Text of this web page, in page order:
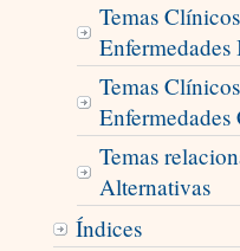
Temas
Enfermedades
Temas
Enfermedades
Temas
Alternativas
Índices